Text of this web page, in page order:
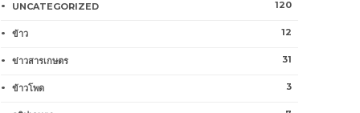
UNCATEGORIZED 120
ข้าว 12
ข่าวสารเกษตร 31
ข้าวโพด 3